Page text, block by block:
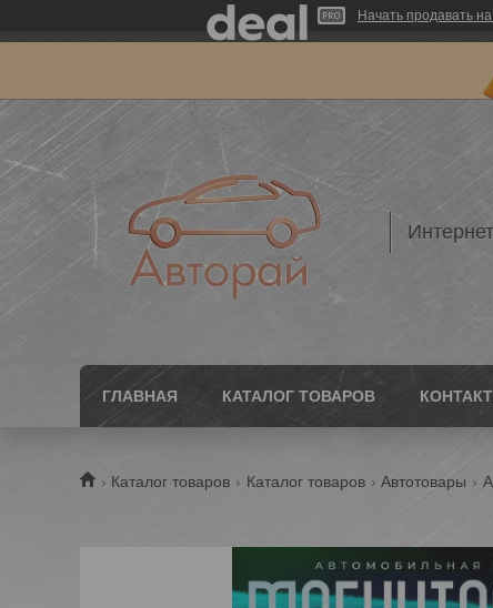
Начать продавать
ГЛАВНАЯ КАТАЛОГ ТОВАРОВ
Каталог товаров Каталог товаров Автотовары